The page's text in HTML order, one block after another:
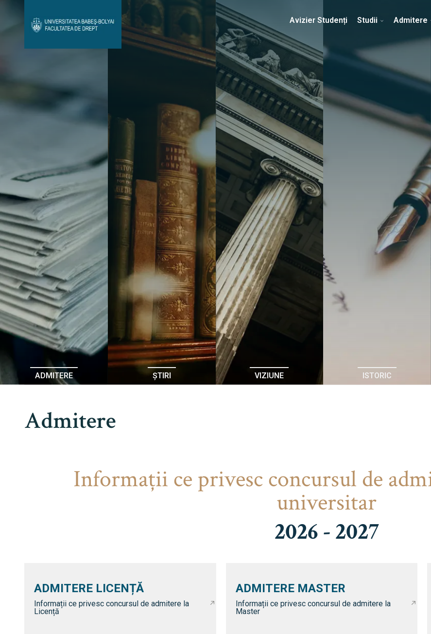
Avizier Studenți Admitere Erasmus & Internațional Despre Facultate
Contact
Avizier Studenți Studii Admitere
ADMITERE ȘTIRI VIZIUNE ISTORIC
Admitere
Informaţii ce privesc concursul de
universitar
2026 - 2027
ADMITERE LICENȚĂ
Informații ce privesc concursul de admitere la
Licență
ADMITERE MASTER
Informații ce privesc concursul de admitere la
Master